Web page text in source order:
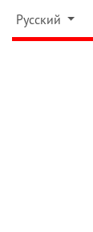
Русский